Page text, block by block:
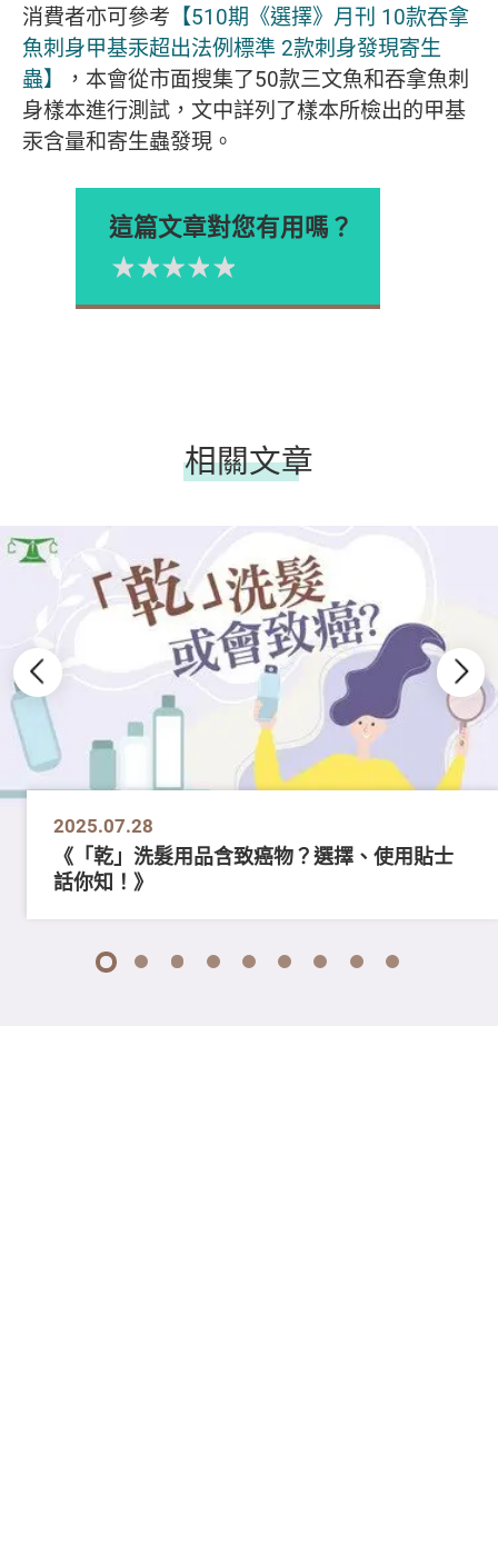
消費者亦可參考 【510期《選擇》月刊 10款吞拿
魚刺身甲基汞超出法例標準 2款刺身發現寄生
蟲】
，本會從市面搜集了50款三文魚和吞拿魚刺
身樣本進行測試，文中詳列了樣本所檢出的甲基
汞含量和寄生蟲發現。
這篇文章對您有用嗎？
Please rate
4星
3星
2星
1星
相關文章
2025.07.28
《「乾」洗髮用品含致癌物？選擇、使用貼士
話你知！》
1 2 3 4 5 6 7 8 9